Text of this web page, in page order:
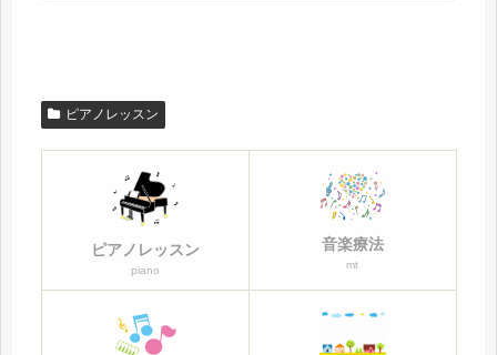
ピアノレッスン
ピアノレッスン
piano
音楽療法
mt